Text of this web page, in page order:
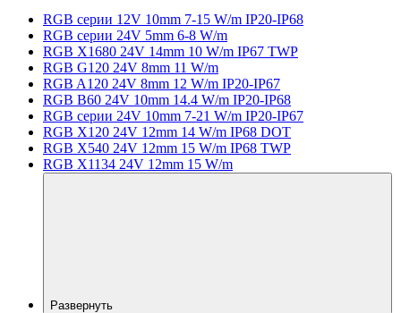
RGB серии 12V 10mm 7-15 W/m IP20-IP68
RGB серии 24V 5mm 6-8 W/m
RGB X1680 24V 14mm 10 W/m IP67 TWP
RGB G120 24V 8mm 11 W/m
RGB A120 24V 8mm 12 W/m IP20-IP67
RGB B60 24V 10mm 14.4 W/m IP20-IP68
RGB серии 24V 10mm 7-21 W/m IP20-IP67
RGB X120 24V 12mm 14 W/m IP68 DOT
RGB X540 24V 12mm 15 W/m IP68 TWP
RGB X1134 24V 12mm 15 W/m
Развернуть